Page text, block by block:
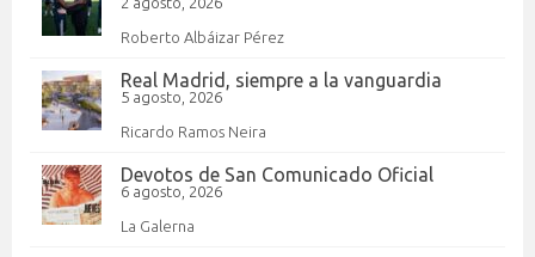
Roberto Albáizar Pérez
Real Madrid, siempre a la vanguardia
5 agosto, 2026
Ricardo Ramos Neira
Devotos de San Comunicado Oficial
6 agosto, 2026
La Galerna